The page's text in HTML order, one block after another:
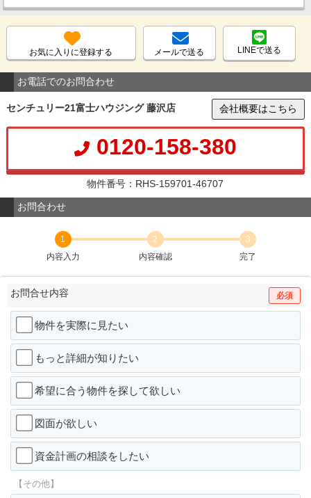
お気に入りに登録する メールで送る LINEで送る
お電話でのお問合わせ
センチュリー21富士ハウジング 藤沢店 会社概要はこちら
0120-158-380
物件番号：RHS-159701-46707
お問合わせ
1
内容入力
2
内容確認
3
完了
お問合せ内容 必須
物件を実際に見たい
もっと詳細が知りたい
希望に合う物件を探して欲しい
図面が欲しい
資金計画の相談をしたい
【その他】